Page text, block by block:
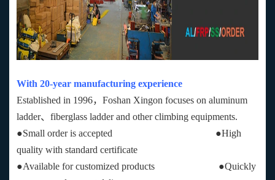
With 20-year manufacturing experience
Established in 1996，Foshan Xingon focuses on aluminum
ladder、fiberglass ladder and other climbing equipments.
●Small order is accepted ●High
quality with standard certificate
●Available for customized products ●Quickly